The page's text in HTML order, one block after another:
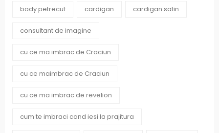
body petrecut cardigan cardigan satin
consultant de imagine
cu ce ma imbrac de Craciun
cu ce maimbrac de Craciun
cu ce ma imbrac de revelion
cum te imbraci cand iesi la prajitura